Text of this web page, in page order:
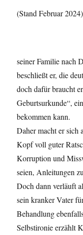
(Stand Februar 2024)
seiner Familie nach
beschließt er, die
doch dafür braucht
Geburtsurkunde“,
bekommen kann.
Daher macht er sich
Kopf voll guter
Korruption und
seien, Anleitungen
Doch dann verläuft
sein kranker Vater
Behandlung
Selbstironie erzählt